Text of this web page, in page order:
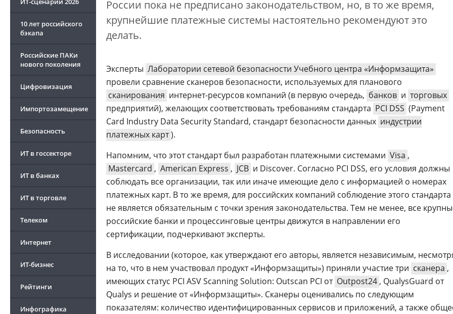
10 лет российского
бэкапа
Российские ПАКи
нового поколения
Цифровизация
Импортозамещение
Безопасность
ИТ в госсекторе
ИТ в банках
ИТ в торговле
Телеком
Интернет
ИТ-бизнес
Рейтинги
Инфографика
России пока не предписано законодательством, но, в то же время,
крупнейшие платежные системы настоятельно рекомендуют это
делать.
Эксперты Лаборатории сетевой безопасности Учебного центра «Информзащита»
провели сравнение сканеров безопасности, используемых для планового
сканирования интернет-ресурсов компаний (в первую очередь, банков и торговых
предприятий), желающих соответствовать требованиям стандарта PCI DSS (Payment
Card Industry Data Security Standard, стандарт безопасности данных индустрии
платежных карт).
Напомним, что этот стандарт был разработан платежными системами Visa ,
Mastercard , American Express , JCB и Discover. Согласно PCI DSS, его условия должны
соблюдать все организации, так или иначе имеющие дело с информацией о номерах
платежных карт. В то же время, для российских компаний соблюдение этого стандарта
не является обязательным с точки зрения законодательства. Тем не менее, все
российские банки и процессинговые центры движутся в направлении его
сертификации, подчеркивают эксперты.
В исследовании (которое, как утверждают его авторы, является независимым,
на то, что в нем участвовал продукт «Информзащиты») приняли участие три сканера ,
имеющих статус PCI ASV Scanning Solution: Outscan PCI от Outpost24 , QualysGuard от
Qualys и решение от «Информзащиты». Сканеры оценивались по следующим
показателям: количество идентифицированных сервисов и приложений, а также